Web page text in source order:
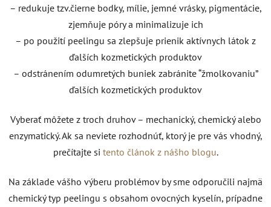
– redukuje tzv.čierne bodky, mílie, jemné vrásky, pigmentácie,
zjemňuje póry a minimalizuje ich
– po použití peelingu sa zlepšuje prienik aktívnych látok z
ďalších kozmetických produktov
– odstránením odumretých buniek zabránite “žmolkovaniu”
ďalších kozmetických produktov
Vyberať môžete z troch druhov – mechanický, chemický alebo
enzymatický. Ak sa neviete rozhodnúť, ktorý je pre vás vhodný,
prečítajte si tento článok z nášho blogu.
Na základe vášho výberu problémov by sme odporučili najmä
chemický typ peelingu s obsahom ovocných kyselín, prípadne